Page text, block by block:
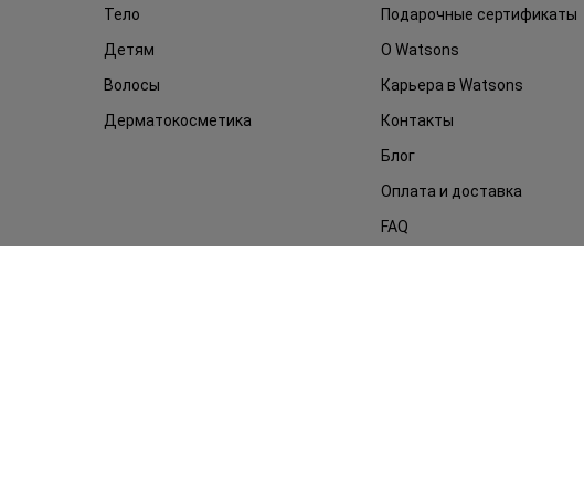
Тело
Детям
Волосы
Дерматокосметика
Подарочные сертификаты
О Watsons
Карьера в Watsons
Контакты
Блог
Оплата и доставка
FAQ